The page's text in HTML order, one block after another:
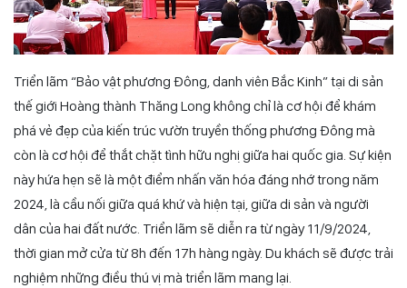
Triển lãm “Bảo vật phương Đông, danh viên Bắc Kinh” tại di sản
thế giới Hoàng thành Thăng Long không chỉ là cơ hội để khám
phá vẻ đẹp của kiến trúc vườn truyền thống phương Đông mà
còn là cơ hội để thắt chặt tình hữu nghị giữa hai quốc gia. Sự kiện
này hứa hẹn sẽ là một điểm nhấn văn hóa đáng nhớ trong năm
2024, là cầu nối giữa quá khứ và hiện tại, giữa di sản và người
dân của hai đất nước. Triển lãm sẽ diễn ra từ ngày 11/9/2024,
thời gian mở cửa từ 8h đến 17h hàng ngày. Du khách sẽ được trải
nghiệm những điều thú vị mà triển lãm mang lại.